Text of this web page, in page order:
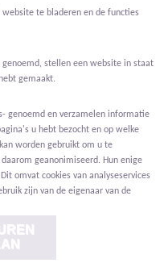
website te bladeren en de functies
stellen een website in staat
gemaakt.
genoemd en verzamelen informatie
u hebt bezocht en op welke
worden gebruikt om u te
geanonimiseerd. Hun enige
omvat cookies van analyseservices
zijn van de eigenaar van de